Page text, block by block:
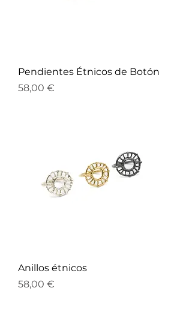
Pendientes Étnicos de Botón
Precio
58,00 €
Anillos étnicos
Precio
58,00 €